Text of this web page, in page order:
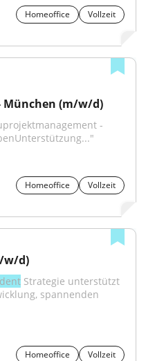
Homeoffice
Vollzeit
(m/w/d)
-
Homeoffice
Vollzeit
w/d)
Strategie unterstützt
spannenden
Homeoffice Vollzeit